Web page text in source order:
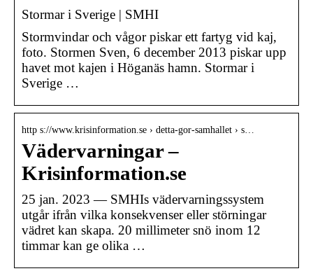
Stormar i Sverige | SMHI
Stormvindar och vågor piskar ett fartyg vid kaj,
foto. Stormen Sven, 6 december 2013 piskar upp
havet mot kajen i Höganäs hamn. Stormar i
Sverige …
http s://www.krisinformation.se › detta-gor-samhallet › s…
Vädervarningar –
Krisinformation.se
25 jan. 2023 — SMHIs vädervarningssystem
utgår ifrån vilka konsekvenser eller störningar
vädret kan skapa. 20 millimeter snö inom 12
timmar kan ge olika …